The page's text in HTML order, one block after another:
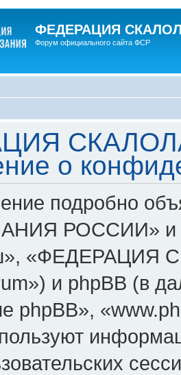
ФЕДЕРАЦИЯ
Форум официального сайта ФСР
о
подробно
РОССИИ» и
«ФЕДЕРАЦИЯ
и phpBB (в
phpBB»,